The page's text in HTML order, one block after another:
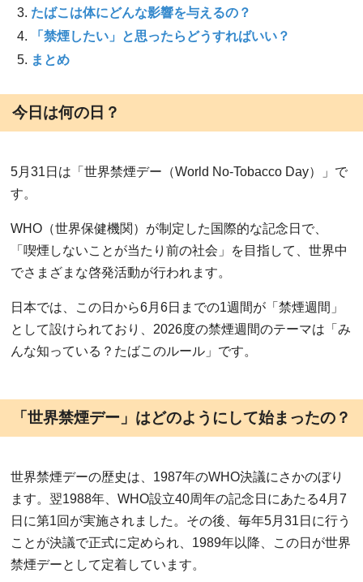
たばこは体にどんな影響を与えるの？
「禁煙したい」と思ったらどうすればいい？
まとめ
今日は何の日？
5月31日は「世界禁煙デー（World No-Tobacco Day）」で
す。
WHO（世界保健機関）が制定した国際的な記念日で、
「喫煙しないことが当たり前の社会」を目指して、世界中
でさまざまな啓発活動が行われます。
日本では、この日から6月6日までの1週間が「禁煙週間」
として設けられており、2026度の禁煙週間のテーマは「み
んな知っている？たばこのルール」です。
「世界禁煙デー」はどのようにして始まったの？
世界禁煙デーの歴史は、1987年のWHO決議にさかのぼり
ます。翌1988年、WHO設立40周年の記念日にあたる4月7
日に第1回が実施されました。その後、毎年5月31日に行う
ことが決議で正式に定められ、1989年以降、この日が世界
禁煙デーとして定着しています。